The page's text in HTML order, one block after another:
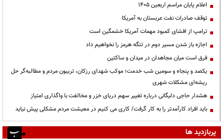
اعلام پایان مراسم اربعین ۱۴۰۵
توقف صادرات نفت عربستان به آمریکا
ترامپ از افشای کمبود مهمات آمریکا خشمگین است
اجازه باز شدن مسیر دوم در تنگه هرمز را نخواهیم داد
فرق است میان مجاهدان در میدان و ساکتین
یکصد و پنجاه و سومین شب خدمت؛ موکب شهدای رزکان، تریبون مردم و مطالبه‌گر حل
ریشه‌ای مشکلات شهری
هشدار حاجی دلیگانی درباره تغییر سهم دریای خزر و مخالفت با واگذاری امتیاز
باید افراد کارآمدتر را به کار گرفت/ کاری می کنیم در معیشت مردم مشکلی پیش نیاید
پربازدید ها